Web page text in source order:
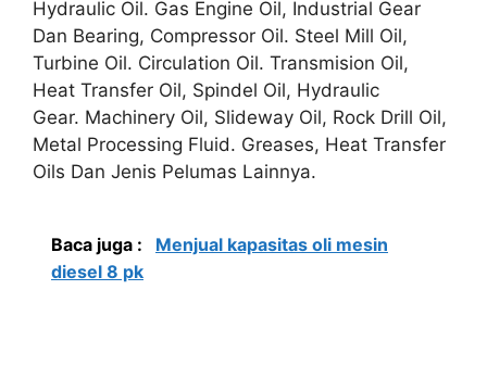
Hydraulic Oil. Gas Engine Oil, Industrial Gear
Dan Bearing, Compressor Oil. Steel Mill Oil,
Turbine Oil. Circulation Oil. Transmision Oil,
Heat Transfer Oil, Spindel Oil, Hydraulic
Gear. Machinery Oil, Slideway Oil, Rock Drill Oil,
Metal Processing Fluid. Greases, Heat Transfer
Oils Dan Jenis Pelumas Lainnya.
Baca juga :
Menjual kapasitas oli mesin
diesel 8 pk